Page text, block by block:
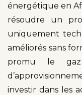
énergétique en
résoudre un
uniquement
améliorés sans
promu le gaz
investir dans les